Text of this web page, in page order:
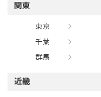
関東
東京
千葉
群馬
近畿